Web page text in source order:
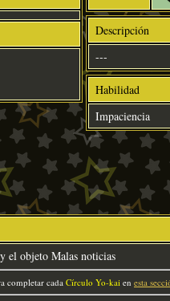
Descripción
---
Habilidad
Impaciencia
el objeto Malas noticias
completar cada Círculo Yo-kai en esta